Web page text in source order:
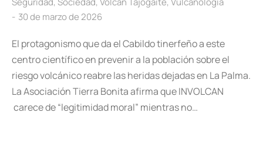
30 de marzo de 2026
El protagonismo que da el Cabildo tinerfeño a este
centro científico en prevenir a la población sobre el
riesgo volcánico reabre las heridas dejadas en La Palma.
La Asociación Tierra Bonita afirma que INVOLCAN
carece de “legitimidad moral” mientras no…